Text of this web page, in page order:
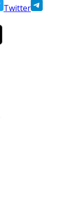
Twitter